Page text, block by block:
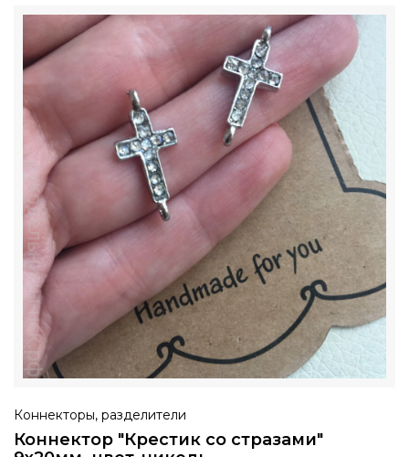
Коннекторы, разделители
Коннектор "Крестик со стразами"